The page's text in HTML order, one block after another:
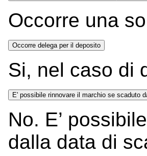
Occorre una
Occorre delega per il deposito
Si, nel caso di
E' possibile rinnovare il marchio se scaduto
No. E’
dalla data di